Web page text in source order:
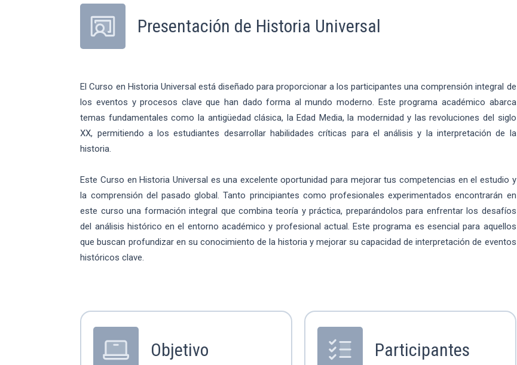
Presentación de Historia Universal
El Curso en Historia Universal está diseñado para proporcionar a los participantes una comprensión integral de
los eventos y procesos clave que han dado forma al mundo moderno. Este programa académico abarca
temas fundamentales como la antigüedad clásica, la Edad Media, la modernidad y las revoluciones del siglo
XX, permitiendo a los estudiantes desarrollar habilidades críticas para el análisis y la interpretación de la
historia.
Este Curso en Historia Universal es una excelente oportunidad para mejorar tus competencias en el estudio y
la comprensión del pasado global. Tanto principiantes como profesionales experimentados encontrarán en
este curso una formación integral que combina teoría y práctica, preparándolos para enfrentar los desafíos
del análisis histórico en el entorno académico y profesional actual. Este programa es esencial para aquellos
que buscan profundizar en su conocimiento de la historia y mejorar su capacidad de interpretación de eventos
históricos clave.
Objetivo Participantes